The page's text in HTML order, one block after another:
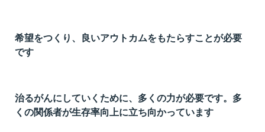
希望をつくり、良いアウトカムをもたらすことが必要
です
治るがんにしていくために、多くの力が必要です。多
くの関係者が生存率向上に立ち向かっています